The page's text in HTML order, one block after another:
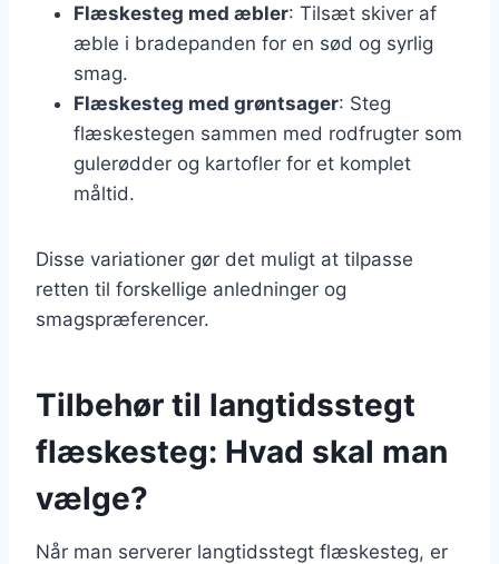
Flæskesteg med æbler: Tilsæt skiver af
æble i bradepanden for en sød og syrlig
smag.
Flæskesteg med grøntsager: Steg
flæskestegen sammen med rodfrugter som
gulerødder og kartofler for et komplet
måltid.
Disse variationer gør det muligt at tilpasse
retten til forskellige anledninger og
smagspræferencer.
Tilbehør til langtidsstegt
flæskesteg: Hvad skal man
vælge?
Når man serverer langtidsstegt flæskesteg, er